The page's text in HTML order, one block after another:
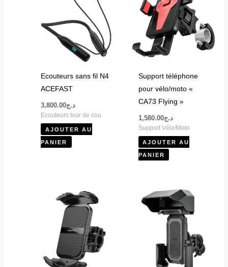
Ecouteurs sans fil N4
ACEFAST
د.ج3,800.00
Ecouteurs tour de cou
AJOUTER AU
PANIER
Support téléphone
pour vélo/moto «
CA73 Flying »
د.ج1,580.00
Support Vélo/Moto
AJOUTER AU
PANIER